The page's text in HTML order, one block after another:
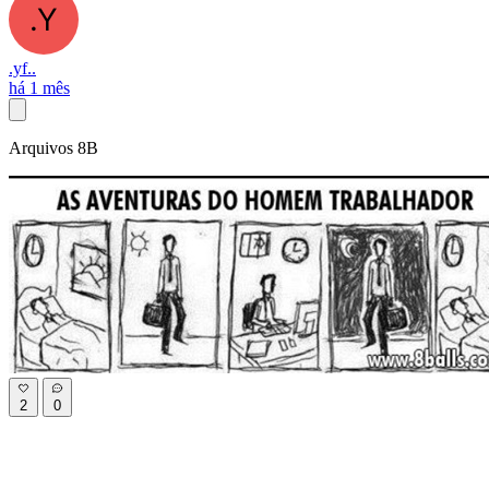
.yf..
há 1 mês
Arquivos 8B
2 0